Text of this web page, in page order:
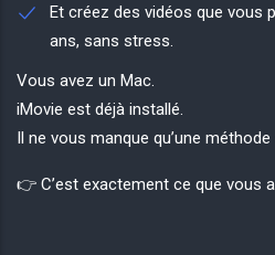
Et créez des vidéos que vous
ans, sans stress.
Vous avez un Mac.
iMovie est déjà installé.
Il ne vous manque qu’une méthode
👉 C’est exactement ce que vous